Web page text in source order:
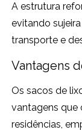
A estrutura
evitando
transporte e
Vantagens
Os sacos de
vantagens que
residências,